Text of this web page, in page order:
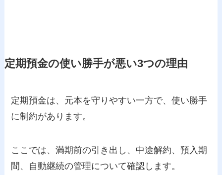
定期預金の使い勝手が悪い3つの理由
定期預金は、元本を守りやすい一方で、使い勝手
に制約があります。
ここでは、満期前の引き出し、中途解約、預入期
間、自動継続の管理について確認します。